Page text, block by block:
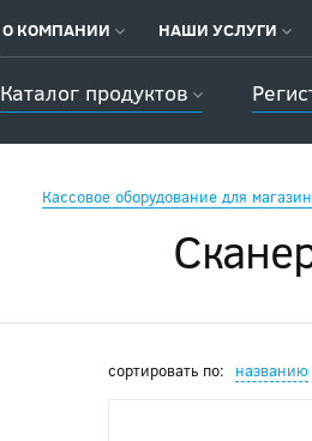
Каталог продуктов
О КОМПАНИИ НАШИ УСЛУГИ
Кассовое оборудование для
сортировать по: названию